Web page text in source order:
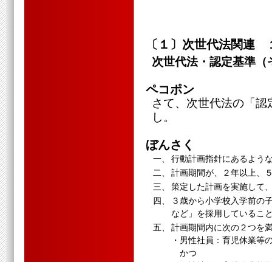
〔１〕次世代法関連
次世代法・認定基準（
ペコポン
さて、次世代法の「
し。
ぼんさく
一、
行動計画指針にあるよう
二、
計画期間が、２年以上、
三、
策定した計画を実施して
四、
３歳から小学校入学前の
など」を採用しているこ
五、
計画期間内に次の２つを
・男性社員：育児休業等
かつ